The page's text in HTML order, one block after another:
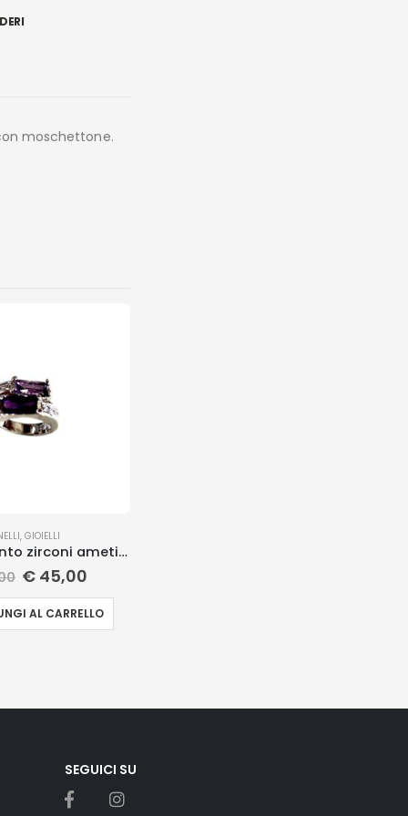
moschettone.
,GIOIELLI
Anello argento zirconi ametista
€ 45,00
AL CARRELLO
SEGUICI SU